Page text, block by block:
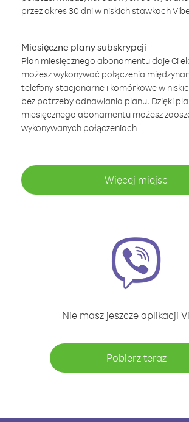
przez okres 30 dni w niskich stawkach
Miesięczne plany subskrypcji
Plan miesięcznego abonamentu daje Ci
możesz wykonywać połączenia
telefony stacjonarne i komórkowe w
bez potrzeby odnawiania planu. Dzięki
miesięcznego abonamentu możesz
wykonywanych połączeniach
Więcej miejsc
Nie masz jeszcze aplikacji
Pobierz teraz